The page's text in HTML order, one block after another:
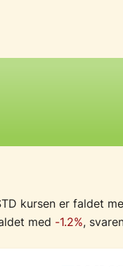
kursen er faldet
med -1.2%,